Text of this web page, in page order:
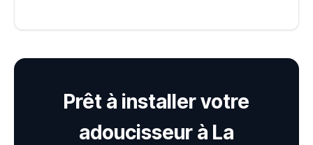
Prêt à installer votre
adoucisseur à La